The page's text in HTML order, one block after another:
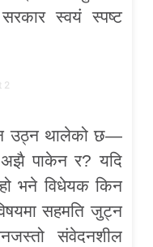
स्वयं स्पष्ट
2
उठ्न थालेको छ—
अझै पाकेन र? यदि
भने विधेयक किन
सहमति जुट्न
संवेदनशील